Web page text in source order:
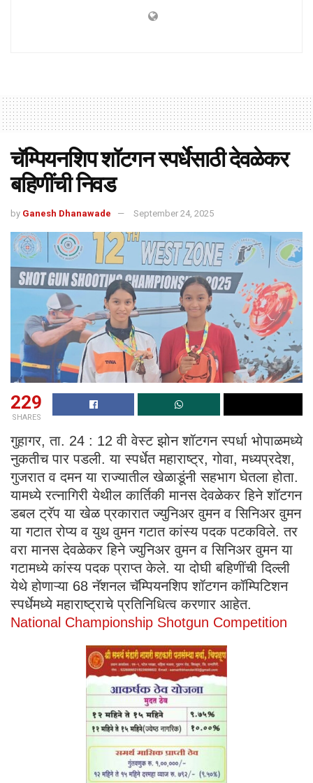
चॅम्पियनशिप शॉटगन स्पर्धेसाठी देवळेकर
बहिणींची निवड
by Ganesh Dhanawade September 24, 2025
229
SHARES
गुहागर, ता. 24 : 12 वी वेस्ट झोन शॉटगन स्पर्धा भोपाळमध्ये
नुकतीच पार पडली. या स्पर्धेत महाराष्ट्र, गोवा, मध्यप्रदेश,
गुजरात व दमन या राज्यातील खेळाडूंनी सहभाग घेतला होता.
यामध्ये रत्नागिरी येथील कार्तिकी मानस देवळेकर हिने शॉटगन
डबल ट्रॅप या खेळ प्रकारात ज्युनिअर वुमन व सिनिअर वुमन
या गटात रोप्य व युथ वुमन गटात कांस्य पदक पटकविले. तर
वरा मानस देवळेकर हिने ज्युनिअर वुमन व सिनिअर वुमन या
गटामध्ये कांस्य पदक प्राप्त केले. या दोघी बहिणींची दिल्ली
येथे होणाऱ्या 68 नॅशनल चॅम्पियनशिप शॉटगन कॉम्पिटिशन
स्पर्धेमध्ये महाराष्ट्राचे प्रतिनिधित्व करणार आहेत.
National Championship Shotgun Competition